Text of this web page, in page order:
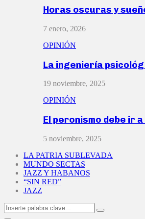
Horas oscuras y
7 enero, 2026
OPINIÓN
La ingeniería
19 noviembre, 2025
OPINIÓN
El peronismo debe ir
5 noviembre, 2025
LA PATRIA SUBLEVADA
MUNDO SECTAS
JAZZ Y HABANOS
“SIN RED”
JAZZ
Search
for:
Search